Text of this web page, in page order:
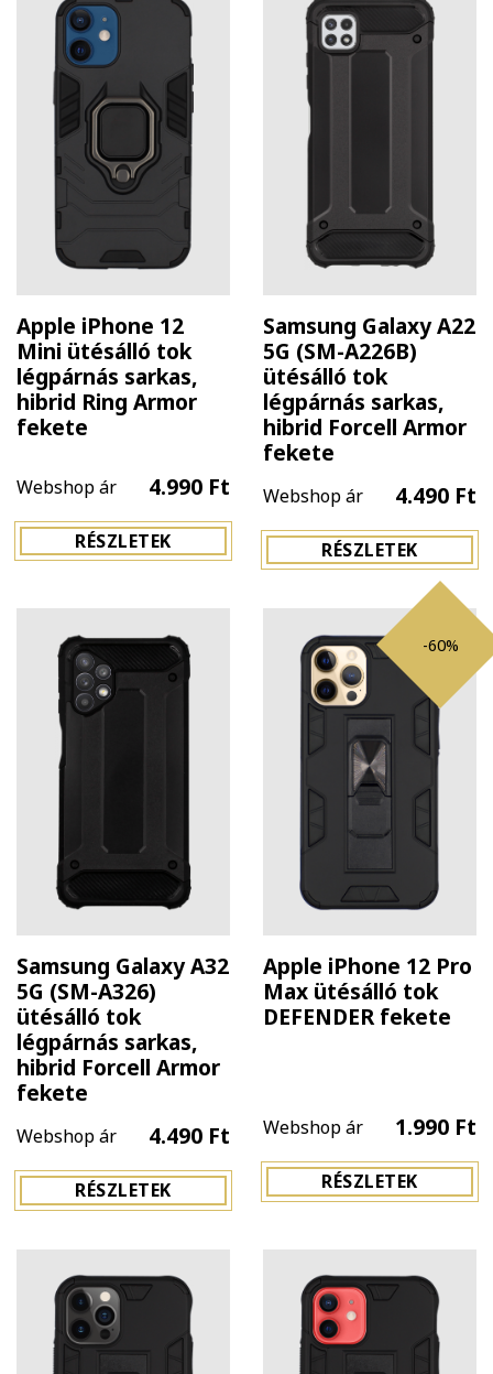
Apple iPhone 12
Mini ütésálló tok
légpárnás sarkas,
hibrid Ring Armor
fekete
Webshop ár 4.990 Ft
RÉSZLETEK
Samsung Galaxy A22
5G (SM-A226B)
ütésálló tok
légpárnás sarkas,
hibrid Forcell Armor
fekete
Webshop ár 4.490 Ft
RÉSZLETEK
Samsung Galaxy A32
5G (SM-A326)
ütésálló tok
légpárnás sarkas,
hibrid Forcell Armor
fekete
Webshop ár 4.490 Ft
RÉSZLETEK
-60%
Apple iPhone 12 Pro
Max ütésálló tok
DEFENDER fekete
Webshop ár 1.990 Ft
RÉSZLETEK